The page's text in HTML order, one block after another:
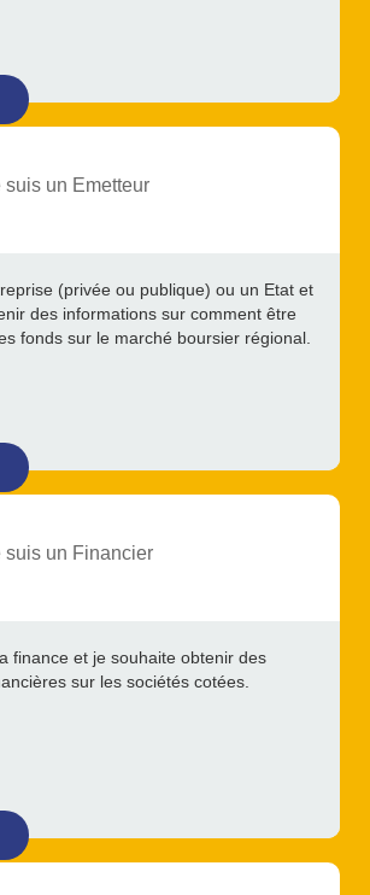
suis un Emetteur
(privée ou publique) ou un Etat et
des informations sur comment être
fonds sur le marché boursier régional.
suis un Financier
finance et je souhaite obtenir des
sur les sociétés cotées.